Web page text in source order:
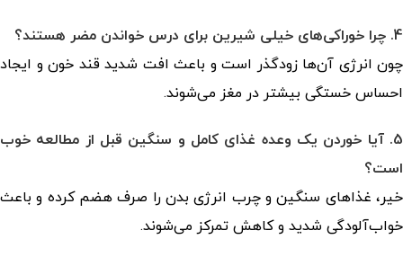
4. چرا خوراکی‌های خیلی شیرین برای درس خواندن مضر هستند؟
چون انرژی آن‌ها زودگذر است و باعث افت شدید قند خون و ایجاد
احساس خستگی بیشتر در مغز می‌شوند.
5. آیا خوردن یک وعده غذای کامل و سنگین قبل از مطالعه خوب
است؟
خیر، غذاهای سنگین و چرب انرژی بدن را صرف هضم کرده و باعث
خواب‌آلودگی شدید و کاهش تمرکز می‌شوند.